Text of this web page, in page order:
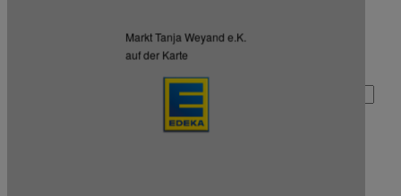
Markt Tanja Weyand e.K.
auf der Karte
Zum Newsletter anmelden
Deine E-Mail-Adresse (Pflichtfeld)